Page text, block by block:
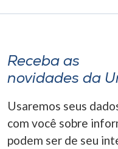
Receba as
novidades da
Usaremos seus
com você sobre
podem ser de seu